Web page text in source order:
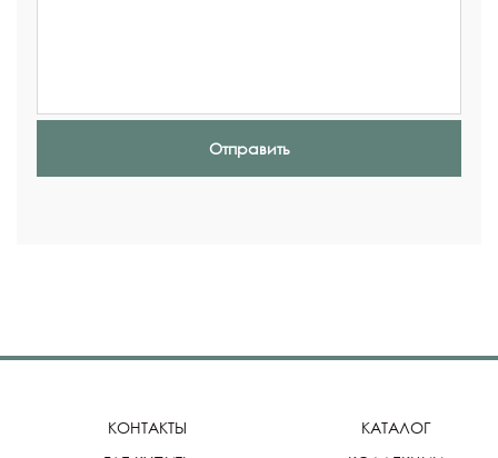
Отправить
КОНТАКТЫ
КАТАЛОГ